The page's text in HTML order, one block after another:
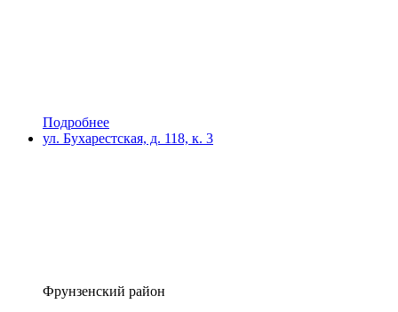
Подробнее
ул. Бухарестская, д. 118, к. 3
Фрунзенский район